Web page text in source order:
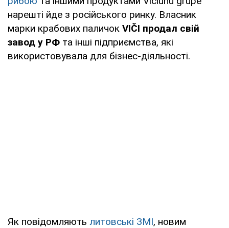
нарешті йде з російського ринку. Власник
марки крабових паличок VIČI продал свій
завод у РФ та інші підприємства, які
використовувала для бізнес-діяльності.
Як повідомляють литовські ЗМІ, новим